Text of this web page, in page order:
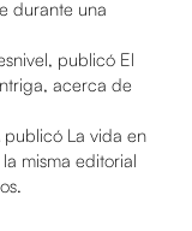
durante una
publicó El
acerca de
publicó La vida en
misma editorial